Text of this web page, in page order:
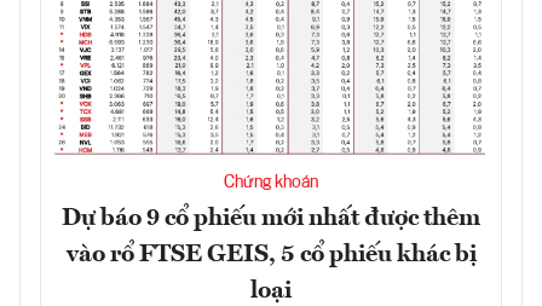
Chứng khoán
Dự báo 9 cổ phiếu mới nhất được thêm
vào rổ FTSE GEIS, 5 cổ phiếu khác bị
loại